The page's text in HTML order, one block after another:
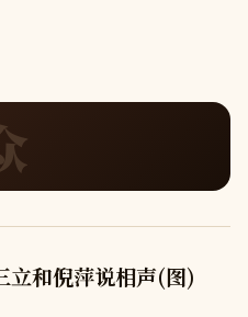
立和倪萍说相声(图)